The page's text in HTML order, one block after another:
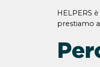
HELPERS
prestiamo